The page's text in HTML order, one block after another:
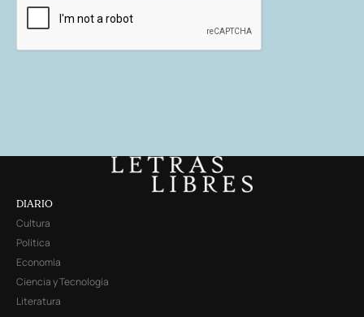
DIARIO
Cultura
Política
Economía
Ciencia y Tecnología
Literatura